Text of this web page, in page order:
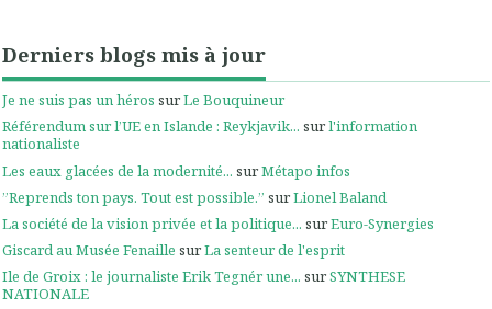
Derniers blogs mis à jour
Je ne suis pas un héros surLe Bouquineur
Référendum sur l’UE en Islande : Reykjavik... surl'information
nationaliste
Les eaux glacées de la modernité... surMétapo infos
”Reprends ton pays. Tout est possible.” surLionel Baland
La société de la vision privée et la politique... surEuro-Synergies
Giscard au Musée Fenaille surLa senteur de l'esprit
Ile de Groix : le journaliste Erik Tegnér une... surSYNTHESE
NATIONALE